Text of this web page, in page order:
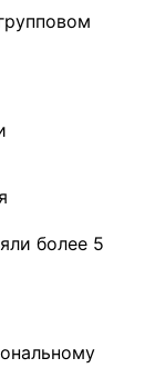
более 5